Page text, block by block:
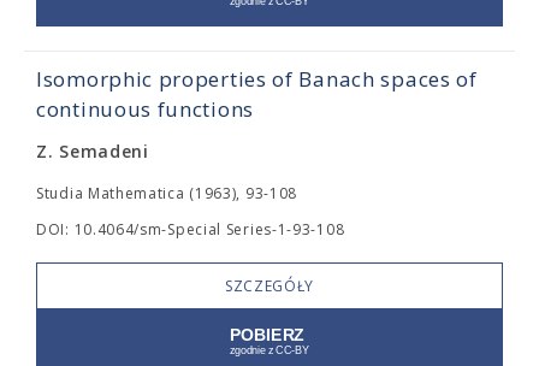
Isomorphic properties of Banach spaces of
continuous functions
Z. Semadeni
Studia Mathematica (1963), 93-108
DOI: 10.4064/sm-Special Series-1-93-108
SZCZEGÓŁY